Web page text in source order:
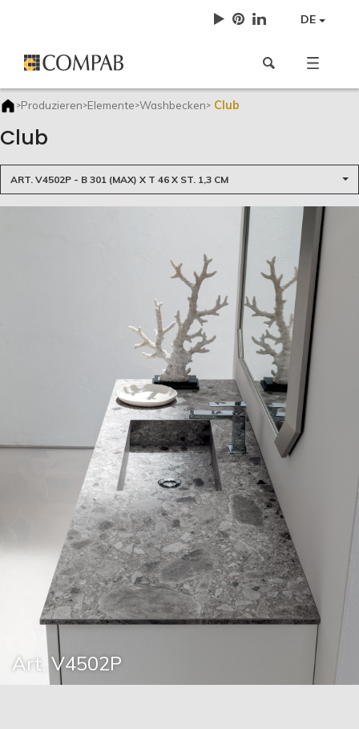
DE
>Produzieren>Elemente>Washbecken> Club
Club
ART. V4502P - B 301 (MAX) X T 46 X ST. 1,3 CM
Art. V4502P